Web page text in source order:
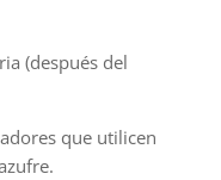
(después del
que utilicen